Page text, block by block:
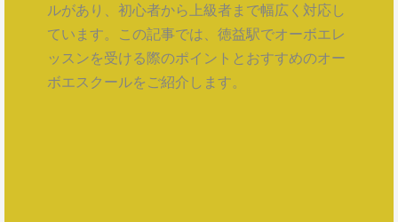
ルがあり、初心者から上級者まで幅広く対応し
ています。この記事では、徳益駅でオーボエレ
ッスンを受ける際のポイントとおすすめのオー
ボエスクールをご紹介します。